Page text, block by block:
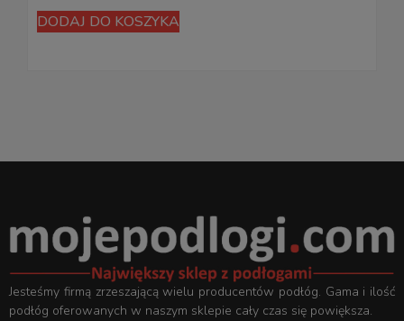
DODAJ DO KOSZYKA
Jesteśmy firmą zrzeszającą wielu producentów podłóg. Gama i ilość
podłóg oferowanych w naszym sklepie cały czas się powiększa.